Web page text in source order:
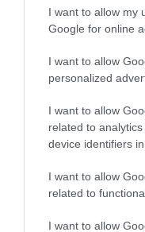
I want to allow my
Google for online
I want to allow
personalized
I want to allow
related to
device identifiers in
I want to allow
related to
I want to allow